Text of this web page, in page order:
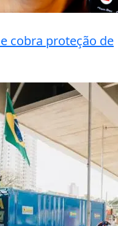
cobra proteção de